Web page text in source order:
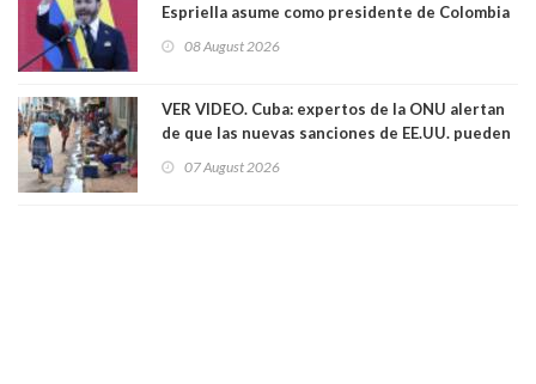
Espriella asume como presidente de Colombia
08 August 2026
VER VIDEO. Cuba: expertos de la ONU alertan
de que las nuevas sanciones de EE.UU. pueden
07 August 2026